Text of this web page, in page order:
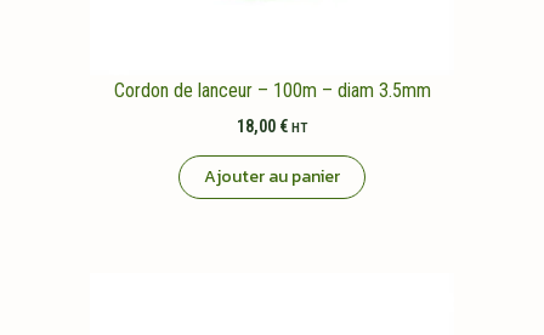
Cordon de lanceur – 100m – diam 3.5mm
18,00 € HT
Ajouter au panier